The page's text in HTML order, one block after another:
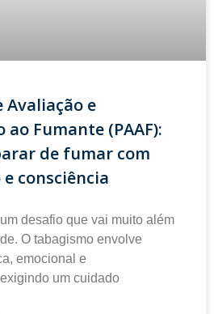
Avaliação e
Fumante (PAAF):
de fumar com
consciência
desafio que vai muito além
O tabagismo envolve
emocional e
um cuidado